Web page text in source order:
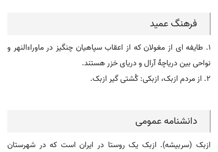
فرهنگ عمید
۱. طایفه ای از مغولان که از اعقاب سپاهیان چنگیز در ماوراءالنهر و
نواحی بین دریاچۀ آرال و دریای خزر هستند.
۲. از مردم ازبک، ازبکی: کُشتی گیر ازبک.
دانشنامه عمومی
ازبک (سربیشه). ازبک یک روستا در ایران است که در شهرستان